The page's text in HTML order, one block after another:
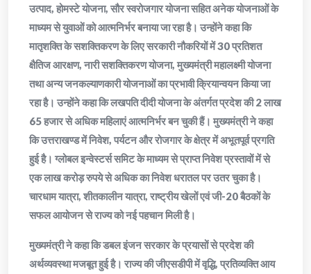
उत्पाद, होमस्टे योजना, सौर स्वरोजगार योजना सहित अनेक योजनाओं के
माध्यम से युवाओं को आत्मनिर्भर बनाया जा रहा है। उन्होंने कहा कि
मातृशक्ति के सशक्तिकरण के लिए सरकारी नौकरियों में 30 प्रतिशत
क्षैतिज आरक्षण, नारी सशक्तिकरण योजना, मुख्यमंत्री महालक्ष्मी योजना
तथा अन्य जनकल्याणकारी योजनाओं का प्रभावी क्रियान्वयन किया जा
रहा है। उन्होंने कहा कि लखपति दीदी योजना के अंतर्गत प्रदेश की 2 लाख
65 हजार से अधिक महिलाएं आत्मनिर्भर बन चुकी हैं। मुख्यमंत्री ने कहा
कि उत्तराखण्ड में निवेश, पर्यटन और रोजगार के क्षेत्र में अभूतपूर्व प्रगति
हुई है। ग्लोबल इन्वेस्टर्स समिट के माध्यम से प्राप्त निवेश प्रस्तावों में से
एक लाख करोड़ रुपये से अधिक का निवेश धरातल पर उतर चुका है।
चारधाम यात्रा, शीतकालीन यात्रा, राष्ट्रीय खेलों एवं जी-20 बैठकों के
सफल आयोजन से राज्य को नई पहचान मिली है।
मुख्यमंत्री ने कहा कि डबल इंजन सरकार के प्रयासों से प्रदेश की
अर्थव्यवस्था मजबूत हुई है। राज्य की जीएसडीपी में वृद्धि, प्रतिव्यक्ति आय